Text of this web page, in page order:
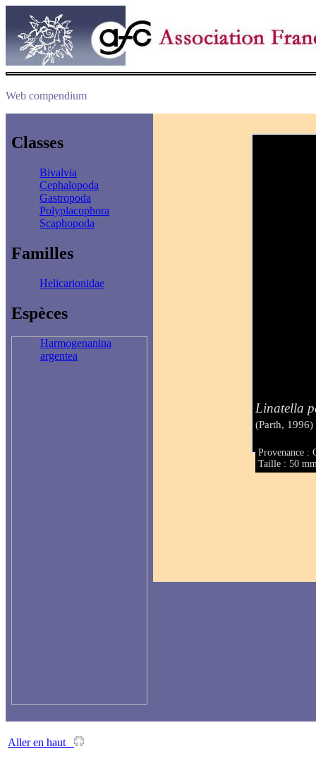
Web compendium
Classes
Bivalvia
Cephalopoda
Gastropoda
Polyplacophora
Scaphopoda
Familles
Helicarionidae
Espèces
Harmogenanina
argentea
Linatella
(Parth, 1996)
Provenance :
Taille : 50
Aller en haut